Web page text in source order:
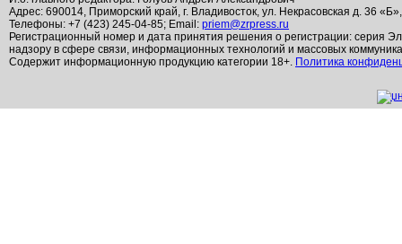
Адрес: 690014, Приморский край, г. Владивосток, ул. Некрасовская д. 36
Телефоны: +7 (423) 245-04-85; Email: priem@zrpress.ru
Регистрационный номер и дата принятия решения о регистрации: серия
надзору в сфере связи, информационных технологий и массовых
Содержит информационную продукцию категории 18+. Политика